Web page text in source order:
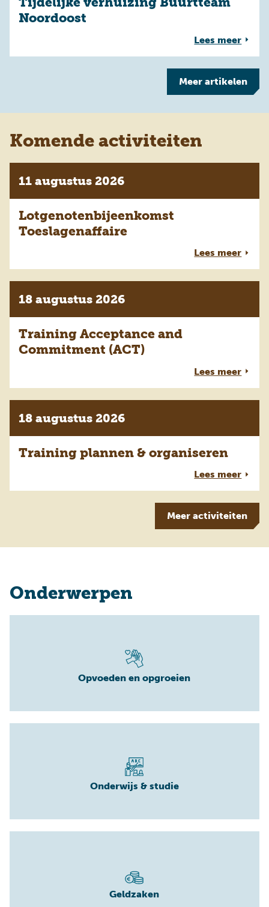
Noordoost
Lees meer
Meerartikelen
Komende activiteiten
11 augustus 2026
Lotgenotenbijeenkomst
Toeslagenaffaire
Lees meer
18 augustus 2026
Training Acceptance and
Commitment (ACT)
Lees meer
18 augustus 2026
Training plannen & organiseren
Lees meer
Meeractiviteiten
Onderwerpen
Opvoeden en opgroeien
Onderwijs & studie
Geldzaken